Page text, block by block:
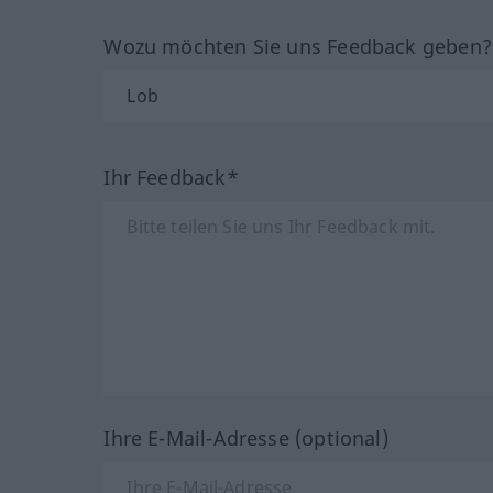
Wozu möchten Sie uns Feedback
Ihr Feedback*
Ihre E-Mail-Adresse (optional)